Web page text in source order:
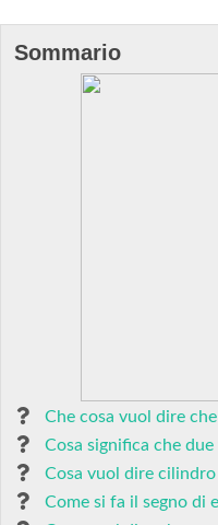
Sommario
Che cosa vuol dire
Cosa significa che
Cosa vuol dire
Come si fa il segno di